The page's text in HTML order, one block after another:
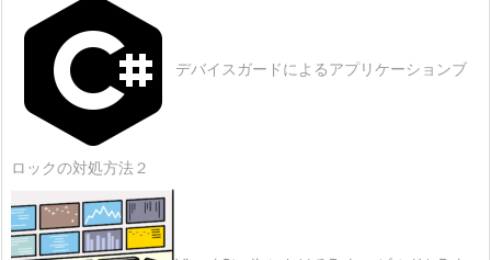
デバイスガードによるアプリケーションブ
ロックの対処方法２